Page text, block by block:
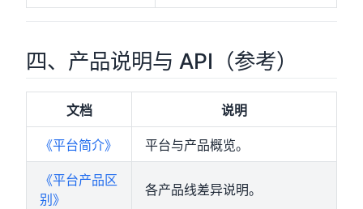
四、产品说明与 API（参考）
文档 说明
《平台简介》 平台与产品概览。
《平台产品区
别》
各产品线差异说明。